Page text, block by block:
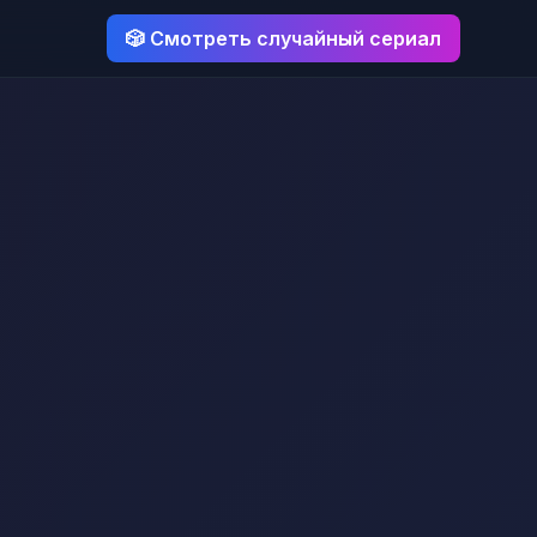
🎲 Смотреть случайный сериал